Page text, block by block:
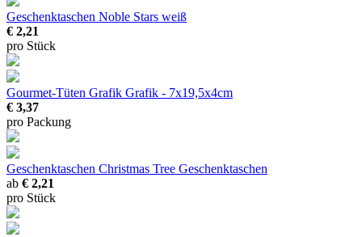
Geschenktaschen Noble Stars weiß
€ 2,21
pro Stück
Gourmet-Tüten Grafik Grafik - 7x19,5x4cm
€ 3,37
pro Packung
Geschenktaschen Christmas Tree Geschenktaschen
ab € 2,21
pro Stück